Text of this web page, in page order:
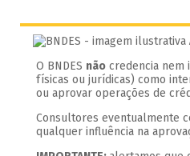
O BNDES nãocredencia nem
físicas ou jurídicas) como
ou aprovar operações de
Consultores eventualmente
qualquer influência na